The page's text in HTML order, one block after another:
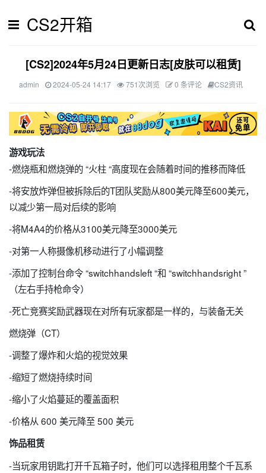
CS2开箱
[CS2]2024年5月24日更新日志[皮肤可以租赁]
admin 2024-05-24 14:17 751次浏览 0 条评论 CS2资讯
游戏玩法
-燃烧瓶和燃烧弹的 “火柱 “高度现在会随着时间的推移而降低
-将安放炸弹但被拆除后的T团队奖励从800美元降至600美元，
以减少第一局对后续的影响
-将M4A4的价格从3100美元降至3000美元
-对第一人称摄像机移动进行了小幅调整
-添加了控制台命令 “switchhandsleft “和 “switchhandsright ”
（左右手持枪命令）
-死亡竞赛奖励武器现在对所有玩家都是一样的，与装备无关
燃烧弹（CT）
-调整了爆炸和火焰的视觉效果
-缩短了燃烧持续时间
-缩小了火焰蔓延的覆盖面积
-价格从 600 美元降至 500 美元
饰品租赁
-当玩家用钥匙打开千瓦箱子时，他们可以选择租用整个千瓦系